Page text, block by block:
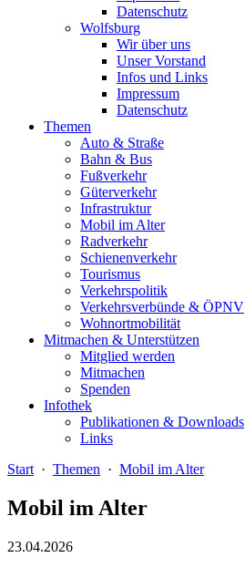
Datenschutz
Wolfsburg
Wir über uns
Unser Vorstand
Infos und Links
Impressum
Datenschutz
Themen
Auto & Straße
Bahn & Bus
Fußverkehr
Güterverkehr
Infrastruktur
Mobil im Alter
Radverkehr
Schienenverkehr
Tourismus
Verkehrspolitik
Verkehrsverbünde & ÖPNV
Wohnortmobilität
Mitmachen & Unterstützen
Mitglied werden
Mitmachen
Spenden
Infothek
Publikationen & Downloads
Links
Start · Themen · Mobil im Alter
Mobil im Alter
23.04.2026